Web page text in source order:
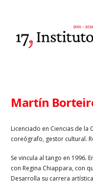
Martín
Licenciado en Ciencias de la
coreógrafo, gestor cultural.
Se vincula al tango en 1996.
con Regina Chiappara, con
Desarrolla su carrera